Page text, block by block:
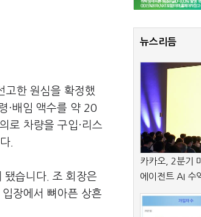
고한 원심을 확정했
·배임 액수를 약 20
로 차량을 구입·리스
됐습니다 조 회장은
장에서 뼈아픈 상흔
뉴스리듬
카카오, 2분기
에이전트 AI 수